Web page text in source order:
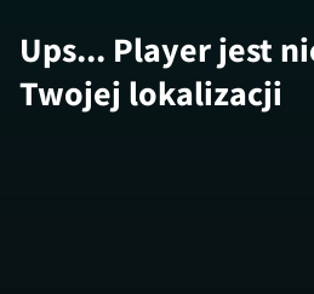
Ups... Player jest
Twojej lokalizacji